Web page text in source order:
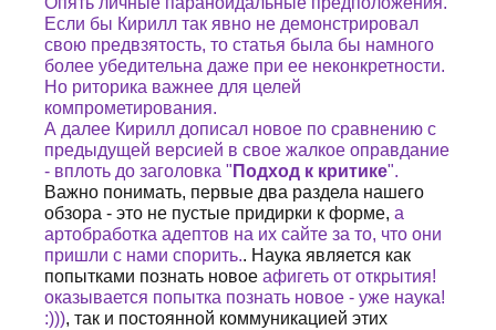
Если бы Кирилл так явно не демонстрировал
свою предвзятость, то статья была бы намного
более убедительна даже при ее неконкретности.
Но риторика важнее для целей
компрометирования.
А далее Кирилл дописал новое по сравнению с
предыдущей версией в свое жалкое оправдание
- вплоть до заголовка " Подход к критике".
Важно понимать, первые два раздела нашего
обзора - это не пустые придирки к форме, а
артобработка адептов на их сайте за то, что они
пришли с нами спорить.. Наука является как
попытками познать новое афигеть от открытия!
оказывается попытка познать новое - уже наука!
:))), так и постоянной коммуникацией этих